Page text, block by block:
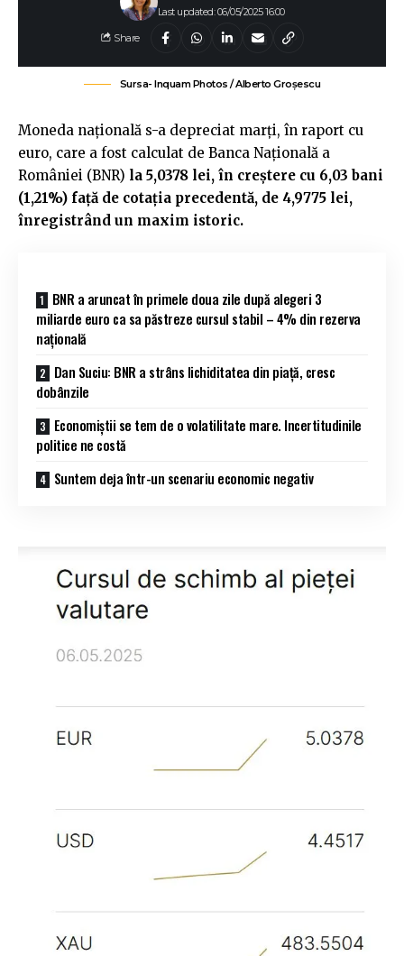
Last updated: 06/05/2025 16:00
Share
Sursa- Inquam Photos / Alberto Groşescu
Moneda națională s-a depreciat marți, în raport cu
euro, care a fost calculat de Banca Națională a
României (BNR) la 5,0378 lei, în creștere cu 6,03 bani
(1,21%) față de cotația precedentă, de 4,9775 lei,
înregistrând un maxim istoric.
BNR a aruncat în primele doua zile după alegeri 3
miliarde euro ca sa păstreze cursul stabil – 4% din rezerva
națională
Dan Suciu: BNR a strâns lichiditatea din piață, cresc
dobânzile
Economiștii se tem de o volatilitate mare. Incertitudinile
politice ne costă
Suntem deja într-un scenariu economic negativ